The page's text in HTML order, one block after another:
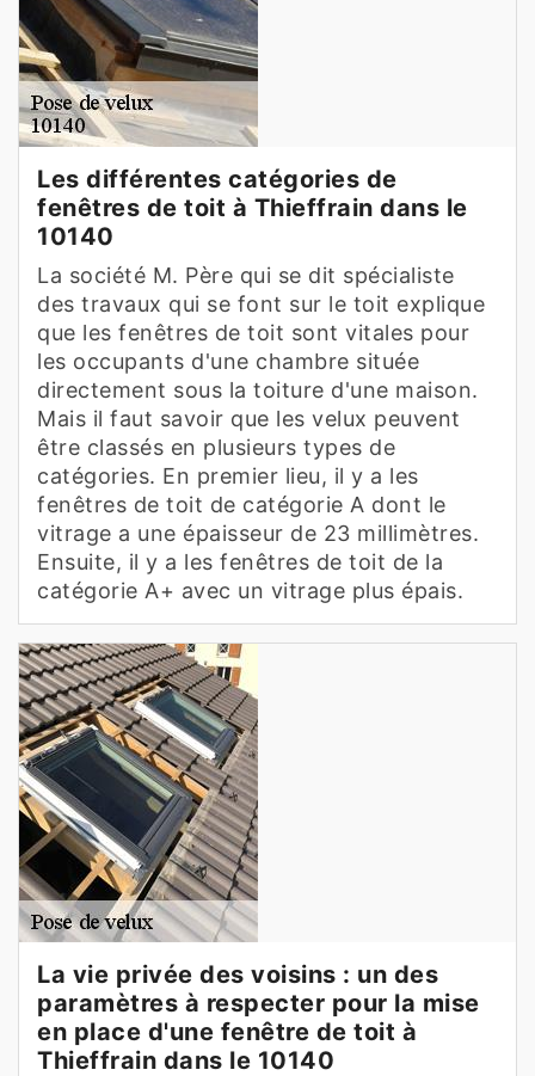
Les différentes catégories de
fenêtres de toit à Thieffrain dans le
10140
La société M. Père qui se dit spécialiste
des travaux qui se font sur le toit explique
que les fenêtres de toit sont vitales pour
les occupants d'une chambre située
directement sous la toiture d'une maison.
Mais il faut savoir que les velux peuvent
être classés en plusieurs types de
catégories. En premier lieu, il y a les
fenêtres de toit de catégorie A dont le
vitrage a une épaisseur de 23 millimètres.
Ensuite, il y a les fenêtres de toit de la
catégorie A+ avec un vitrage plus épais.
La vie privée des voisins : un des
paramètres à respecter pour la mise
en place d'une fenêtre de toit à
Thieffrain dans le 10140